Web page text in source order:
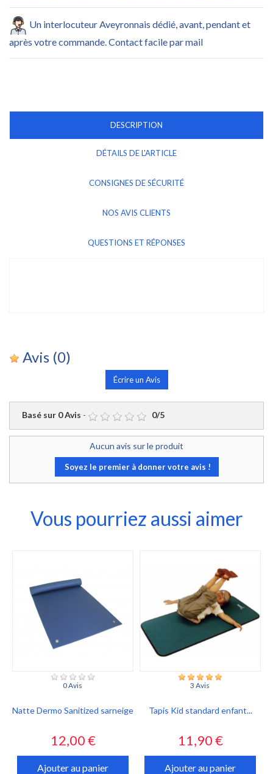
Un interlocuteur Aveyronnais dédié, avant, pendant et
après votre commande. Contact facile par mail
DESCRIPTION
DÉTAILS DE L'ARTICLE
CONSIGNES DE SÉCURITÉ
NOS AVIS CLIENTS
QUESTIONS ET RÉPONSES
Avis (0)
Écrire un Avis
Basé sur 0Avis - 0/5
Aucun avis sur le produit
Soyez le premier à donner votre avis !
Vous pourriez aussi aimer
0 Avis
Natte Dermo Sanitized sarneige
Prix
12,00 €
Ajouter au panier
3 Avis
Tapis Kid standard enfant...
Prix
11,90 €
Ajouter au panier